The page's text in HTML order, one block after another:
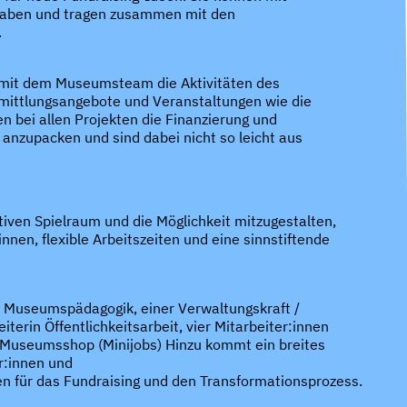
und tragen zusammen mit den
dem Museumsteam die Aktivitäten des
und Veranstaltungen wie die
bei allen Projekten die Finanzierung und
und sind dabei nicht so leicht aus
Spielraum und die Möglichkeit mitzugestalten,
flexible Arbeitszeiten und eine sinnstiftende
einer Verwaltungskraft /
Öffentlichkeitsarbeit, vier Mitarbeiter:innen
(Minijobs) Hinzu kommt ein breites
und
das Fundraising und den Transformationsprozess.